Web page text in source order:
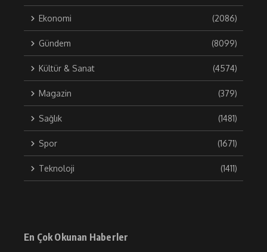
Ekonomi (2086)
Gündem (8099)
Kültür & Sanat (4574)
Magazin (379)
Sağlık (1481)
Spor (1671)
Teknoloji (1411)
En Çok Okunan Haberler